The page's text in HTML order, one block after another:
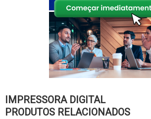
IMPRESSORA DIGITAL
PRODUTOS RELACIONADOS